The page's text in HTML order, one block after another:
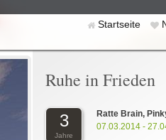
Startseite
Ruhe in Frieden
3
Jahre
Ratte Brain,
07.03.2014 -